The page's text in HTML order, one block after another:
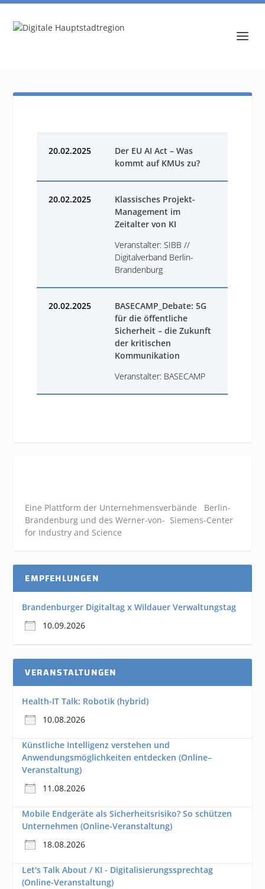
20.02.2025
Der EU AI Act – Was
kommt auf KMUs zu?
20.02.2025
Klassisches Projekt-
Management im
Zeitalter von KI
Veranstalter: SIBB //
Digitalverband Berlin-
Brandenburg
20.02.2025
BASECAMP_Debate: 5G
für die öffentliche
Sicherheit – die Zukunft
der kritischen
Kommunikation
Veranstalter: BASECAMP
Eine Plattform der Unternehmensverbände Berlin-
Brandenburg und des Werner-von- Siemens-Center
for Industry and Science
EMPFEHLUNGEN
Brandenburger Digitaltag x Wildauer Verwaltungstag
10.09.2026
VERANSTALTUNGEN
Health-IT Talk: Robotik (hybrid)
10.08.2026
Künstliche Intelligenz verstehen und
Anwendungsmöglichkeiten entdecken (Online–
Veranstaltung)
11.08.2026
Mobile Endgeräte als Sicherheitsrisiko? So schützen
Unternehmen (Online-Veranstaltung)
18.08.2026
Let's Talk About / KI - Digitalisierungssprechtag
(Online-Veranstaltung)